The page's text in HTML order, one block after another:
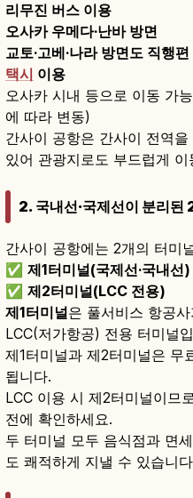
리무진 버스 이용
오사카 우메다·난바 방면
교토·고베·나라 방면도 직행
택시 이용
오사카 시내 등으로 이동 가
에 따라 변동)
간사이 공항은 간사이 전역
있어 관광지로도 부드럽게
2. 국내선·국제선이 분리된
간사이 공항에는 2개의 터미
✅ 제1터미널(국제선·국내선)
✅ 제2터미널(LCC 전용)
제1터미널은 풀서비스 항공
LCC(저가항공) 전용 터미널
제1터미널과 제2터미널은 무
됩니다.
LCC 이용 시 제2터미널이므
전에 확인하세요.
두 터미널 모두 음식점과 면
도 쾌적하게 지낼 수 있습니